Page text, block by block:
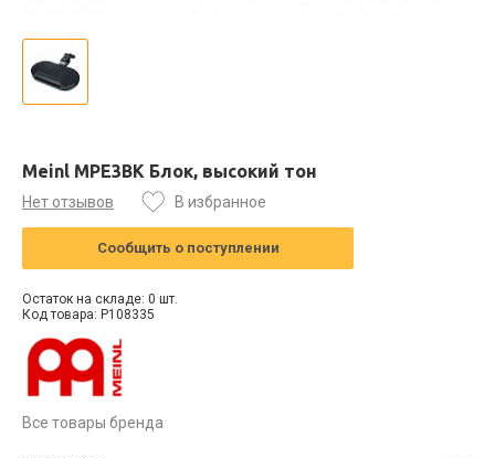
Meinl MPE3BK Блок, высокий тон
Нет отзывов В избранное
Сообщить о поступлении
Остаток на складе: 0 шт.
Код товара: P108335
Все товары бренда